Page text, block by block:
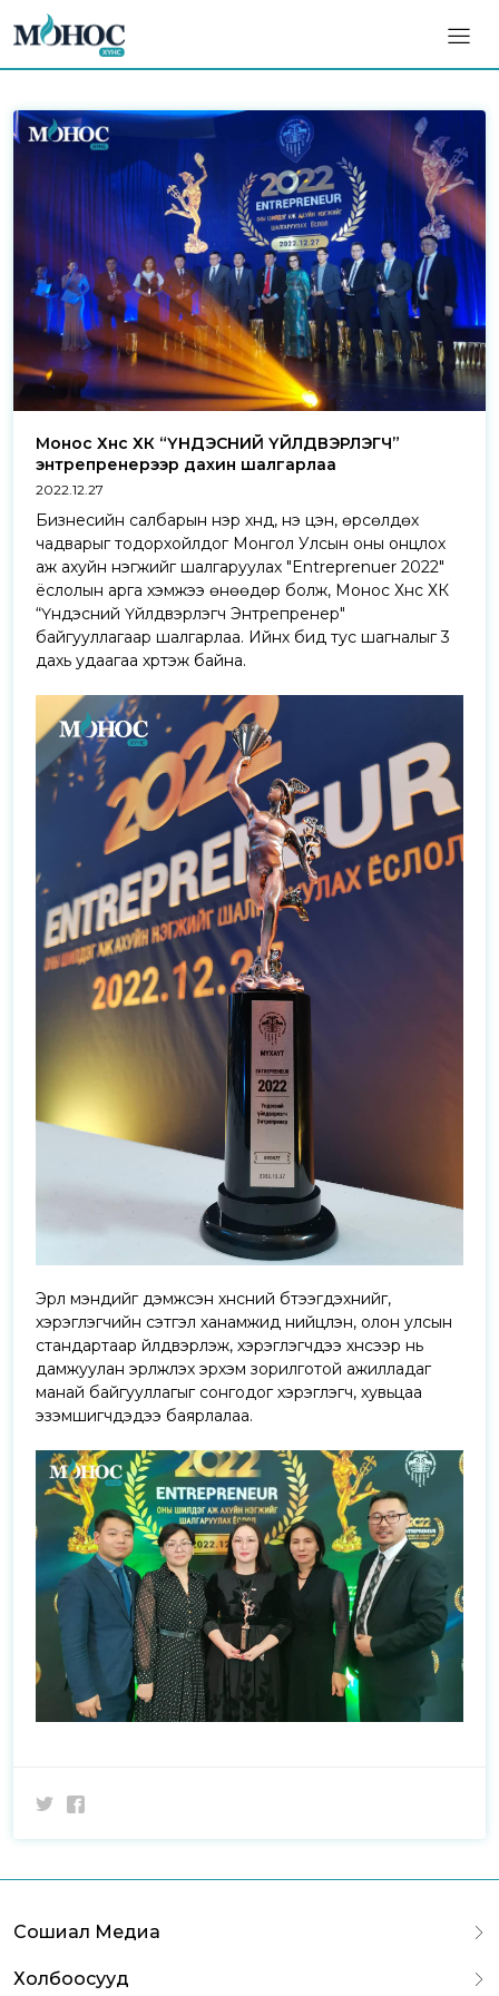
Монос Хүнс ХК “ҮНДЭСНИЙ ҮЙЛДВЭРЛЭГЧ”
энтрепренерээр дахин шалгарлаа
2022.12.27
Бизнесийн салбарын нэр хүнд, үнэ цэн, өрсөлдөх
чадварыг тодорхойлдог Монгол Улсын оны онцлох
аж ахуйн нэгжийг шалгаруулах "Entreprenuer 2022"
ёслолын арга хэмжээ өнөөдөр болж, Монос Хүнс ХК
“Үндэсний Үйлдвэрлэгч Энтрепренер"
байгууллагаар шалгарлаа. Ийнхүү бид тус шагналыг 3
дахь удаагаа хүртэж байна.
Эрүүл мэндийг дэмжсэн хүнсний бүтээгдэхүүнийг,
хэрэглэгчийн сэтгэл ханамжид нийцүүлэн, олон улсын
стандартаар үйлдвэрлэж, хэрэглэгчдээ хүнсээр нь
дамжуулан эрүүлжүүлэх эрхэм зорилготой ажилладаг
манай байгууллагыг сонгодог хэрэглэгч, хувьцаа
эзэмшигчдэдээ баярлалаа.
Сошиал Медиа
Холбоосууд